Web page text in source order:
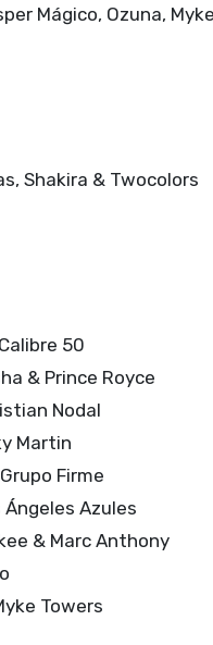
Mágico, Ozuna,
Shakira & Twocolors
50
& Prince Royce
Nodal
Martin
Firme
Ángeles Azules
& Marc Anthony
Towers